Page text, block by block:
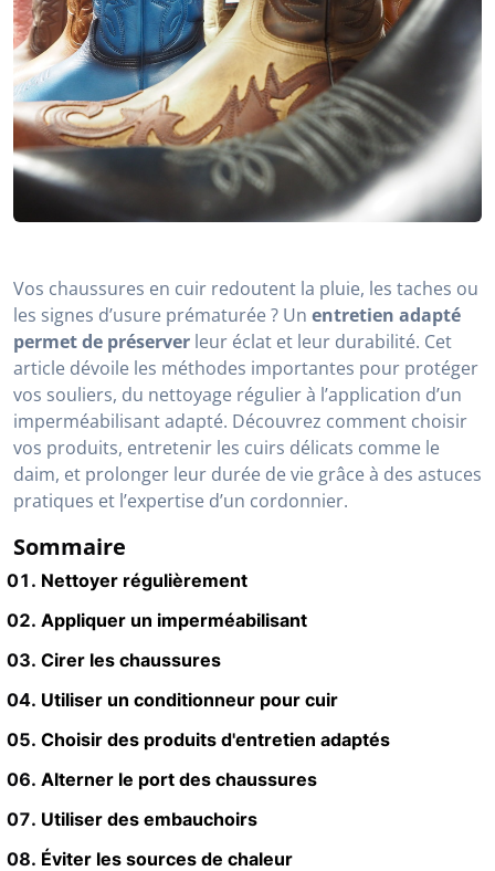
Vos chaussures en cuir redoutent la pluie, les taches ou
les signes d’usure prématurée ? Un entretien adapté
permet de préserver leur éclat et leur durabilité. Cet
article dévoile les méthodes importantes pour protéger
vos souliers, du nettoyage régulier à l’application d’un
imperméabilisant adapté. Découvrez comment choisir
vos produits, entretenir les cuirs délicats comme le
daim, et prolonger leur durée de vie grâce à des astuces
pratiques et l’expertise d’un cordonnier.
Sommaire
Nettoyer régulièrement
Appliquer un imperméabilisant
Cirer les chaussures
Utiliser un conditionneur pour cuir
Choisir des produits d'entretien adaptés
Alterner le port des chaussures
Utiliser des embauchoirs
Éviter les sources de chaleur